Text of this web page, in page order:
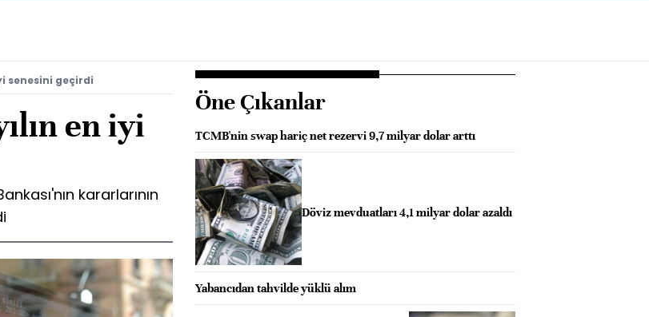
senesini geçirdi
en iyi
kararlarının
Öne Çıkanlar
TCMB'nin swap hariç net rezervi 9,7 milyar dolar arttı
Döviz mevduatları 4,1 milyar dolar azaldı
Yabancıdan tahvilde yüklü alım